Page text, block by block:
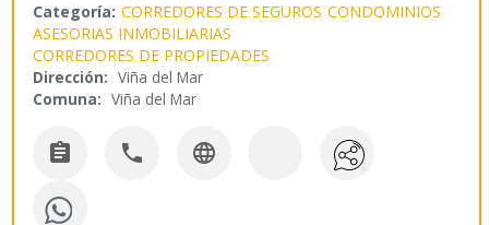
Categoría: CORREDORES DE SEGUROS CONDOMINIOS
ASESORIAS INMOBILIARIAS
CORREDORES DE PROPIEDADES
Dirección: Viña del Mar
Comuna: Viña del Mar
  